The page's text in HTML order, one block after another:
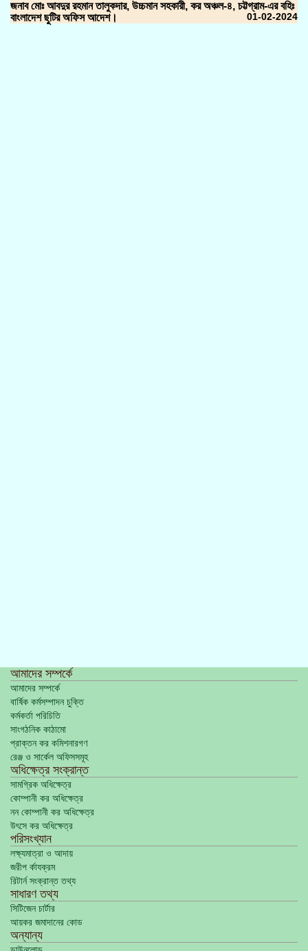
জনাব মোঃ আবদুর রহমান তালুকদার, উচ্চমান সহকারী, কর অঞ্চল-৪, চট্টগ্রাম-এর বহিঃ
বাংলাদেশ ছুটির অফিস আদেশ।
01-02-2024
আমাদের সম্পর্কে
আমাদের সম্পর্কে
বার্ষিক কর্মসম্পাদন চুক্তি
কর্মকর্তা পরিচিতি
সাংগঠনিক কাঠামো
প্রাক্তন কর কমিশনারগণ
রেঞ্জ ও সার্কেল অফিসসমূহ
অধিক্ষেত্র সংক্রান্ত
সামগ্রিক অধিক্ষেত্র
কোম্পানী কর অধিক্ষেত্র
নন কোম্পানী কর অধিক্ষেত্র
উৎসে কর অধিক্ষেত্র
পরিসংখ্যান
লক্ষ্যমাত্রা ও আদায়
জরীপ র্কাযক্রম
রিটার্ন সংক্রান্ত তথ্য
সাধারণ তথ্য
সিটিজেন চার্টার
আয়কর জমাদানের কোড
অন্যান্য